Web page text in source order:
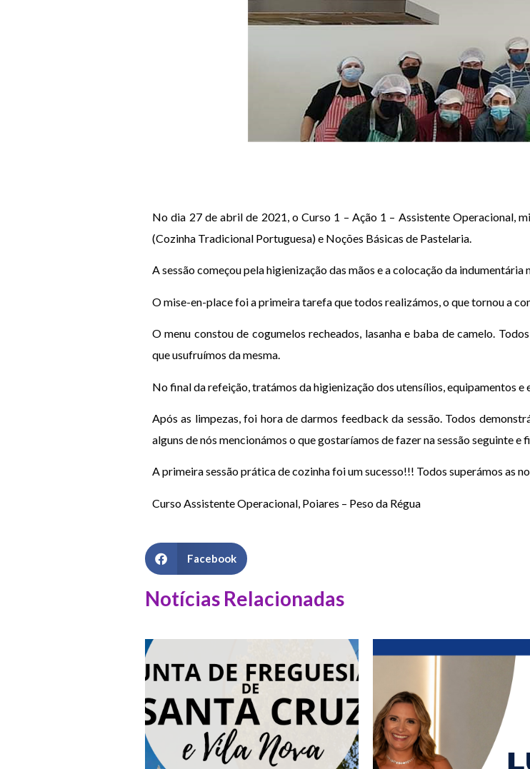
No dia 27 de abril de 2021, o Curso 1 – Ação 1 – Assistente Operacional,
(Cozinha Tradicional Portuguesa) e Noções Básicas de Pastelaria.
A sessão começou pela higienização das mãos e a colocação da indumentária
O mise-en-place foi a primeira tarefa que todos realizámos, o que tornou a
O menu constou de cogumelos recheados, lasanha e baba de camelo.
que usufruímos da mesma.
No final da refeição, tratámos da higienização dos utensílios, equipamentos e
Após as limpezas, foi hora de darmos feedback da sessão. Todos
alguns de nós mencionámos o que gostaríamos de fazer na sessão seguinte
A primeira sessão prática de cozinha foi um sucesso!!! Todos superámos as
Curso Assistente Operacional, Poiares – Peso da Régua
Facebook
Notícias Relacionadas